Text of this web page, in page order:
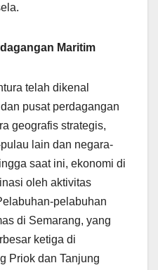
Maritim
telah dikenal
pusat perdagangan
geografis strategis,
lain dan negara-
saat ini, ekonomi di
oleh aktivitas
pelabuhan
di Semarang, yang
ketiga di
Priok dan Tanjung